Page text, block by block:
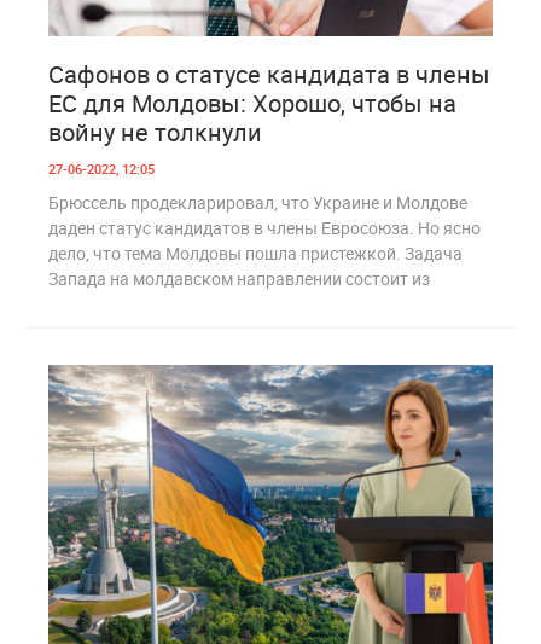
Сафонов о статусе кандидата в члены
ЕС для Молдовы: Хорошо, чтобы на
войну не толкнули
27-06-2022, 12:05
Брюссель продекларировал, что Украине и Молдове
даден статус кандидатов в члены Евросоюза. Но ясно
дело, что тема Молдовы пошла пристежкой. Задача
Запада на молдавском направлении состоит из